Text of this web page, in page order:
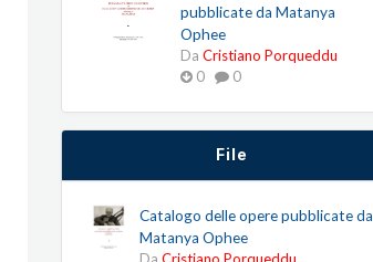
pubblicate da Matanya
Ophee
Da Cristiano Porqueddu
0
0
File
Catalogo delle opere pubblicate da
Matanya Ophee
Da Cristiano Porqueddu